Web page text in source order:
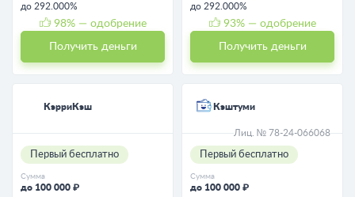
до 292.000%
98% — одобрение
Получить деньги
до 292.000%
93% — одобрение
Получить деньги
КэрриКэш
Первый бесплатно
Сумма
до 100 000 ₽
Кэштуми
Лиц. № 78-24-066068
Первый бесплатно
Сумма
до 100 000 ₽